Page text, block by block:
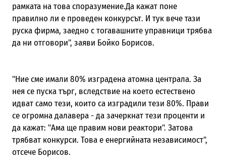
рамката на това споразумение.Да кажат поне
правилно ли е проведен конкурсът. И тук вече тази
руска фирма, заедно с тогавашните управници трябва
да ни отговори", заяви Бойко Борисов.
"Ние сме имали 80% изградена атомна централа. За
нея се пуска търг, вследствие на което естествено
идват само тези, които са изградили тези 80%. Прави
се огромна далавера - да зачеркнат тези проценти и
да кажат: "Ама ще правим нови реактори". Затова
трябват конкурси. Това е енергийната независимост",
отсече Борисов.